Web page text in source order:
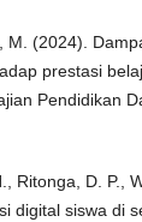
M. (2024).
prestasi
Pendidikan
Ritonga, D. P.,
digital siswa di